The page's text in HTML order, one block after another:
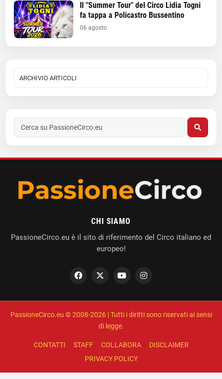
Il "Summer Tour" del Circo Lidia Togni
fa tappa a Policastro Bussentino
06 agosto
CHI SIAMO
PassioneCirco.eu è il sito di riferimento del Circo italiano ed
europeo!
PassioneCirco.eu © 2008-2026 | Tutti i diritti sono riservati ai sensi
di legge.
CONTATTI STAFF COLLABORA
DISCLAIMER
PRIVACY POLICY